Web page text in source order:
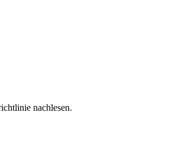
nachlesen.